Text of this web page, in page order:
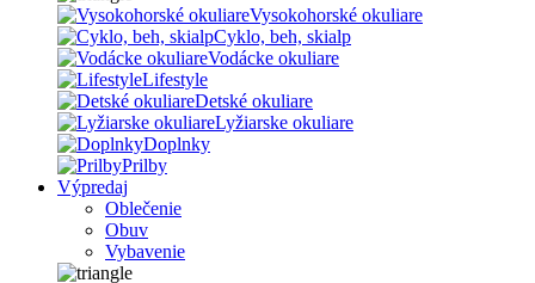
Vysokohorské okuliare
Cyklo, beh, skialp
Vodácke okuliare
Lifestyle
Detské okuliare
Lyžiarske okuliare
Doplnky
Prilby
Výpredaj
Oblečenie
Obuv
Vybavenie